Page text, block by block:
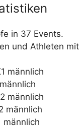
in 37 Events.
und Athleten
männlich
männlich
männlich
männlich